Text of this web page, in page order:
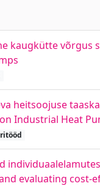
kaugkütte
heitsoojuse
Industrial Heat
evaluating cost-